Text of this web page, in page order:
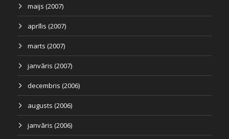
maijs (2007)
aprīlis (2007)
marts (2007)
janvāris (2007)
decembris (2006)
augusts (2006)
janvāris (2006)